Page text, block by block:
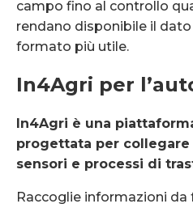
campo fino al controllo
rendano disponibile il
formato più utile.
In4Agri per
In4Agri è una
progettata per
sensori e processi di
Raccoglie informazioni da